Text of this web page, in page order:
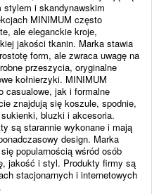
stylem i skandynawskim
MINIMUM często
ale eleganckie kroje,
jakości tkanin. Marka stawia
form, ale zwraca uwagę na
przeszycia, oryginalne
kołnierzyki. MINIMUM
casualowe, jak i formalne
znajdują się koszule, spodnie,
bluzki i akcesoria.
są starannie wykonane i mają
design. Marka
popularnością wśród osób
jakość i styl. Produkty firmy są
stacjonarnych i internetowych